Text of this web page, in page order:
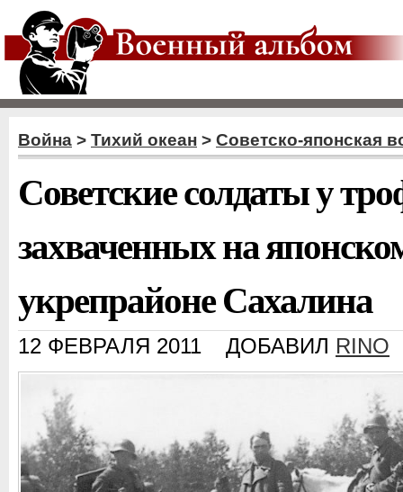
Война > Тихий океан > Советско-японская
Советские солдаты у
захваченных на
укрепрайоне Сахалина
12 ФЕВРАЛЯ 2011 ДОБАВИЛ RINO